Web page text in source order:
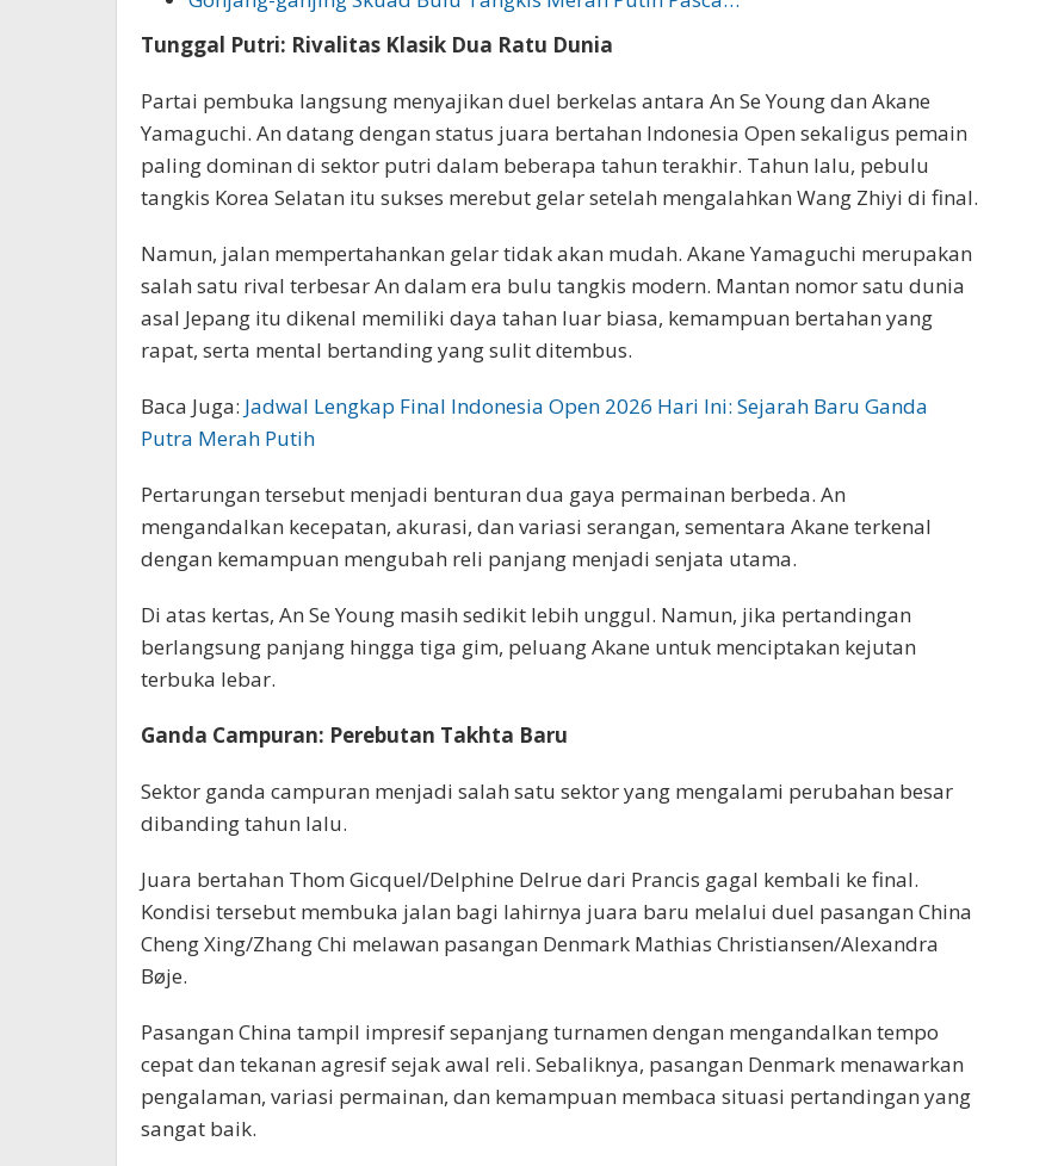
Tunggal Putri: Rivalitas Klasik Dua Ratu Dunia
Partai pembuka langsung menyajikan duel berkelas antara An Se Young dan Akane
Yamaguchi. An datang dengan status juara bertahan Indonesia Open sekaligus pemain
paling dominan di sektor putri dalam beberapa tahun terakhir. Tahun lalu, pebulu
tangkis Korea Selatan itu sukses merebut gelar setelah mengalahkan Wang Zhiyi di final.
Namun, jalan mempertahankan gelar tidak akan mudah. Akane Yamaguchi merupakan
salah satu rival terbesar An dalam era bulu tangkis modern. Mantan nomor satu dunia
asal Jepang itu dikenal memiliki daya tahan luar biasa, kemampuan bertahan yang
rapat, serta mental bertanding yang sulit ditembus.
Baca Juga: Jadwal Lengkap Final Indonesia Open 2026 Hari Ini: Sejarah Baru Ganda
Putra Merah Putih
Pertarungan tersebut menjadi benturan dua gaya permainan berbeda. An
mengandalkan kecepatan, akurasi, dan variasi serangan, sementara Akane terkenal
dengan kemampuan mengubah reli panjang menjadi senjata utama.
Di atas kertas, An Se Young masih sedikit lebih unggul. Namun, jika pertandingan
berlangsung panjang hingga tiga gim, peluang Akane untuk menciptakan kejutan
terbuka lebar.
Ganda Campuran: Perebutan Takhta Baru
Sektor ganda campuran menjadi salah satu sektor yang mengalami perubahan besar
dibanding tahun lalu.
Juara bertahan Thom Gicquel/Delphine Delrue dari Prancis gagal kembali ke final.
Kondisi tersebut membuka jalan bagi lahirnya juara baru melalui duel pasangan China
Cheng Xing/Zhang Chi melawan pasangan Denmark Mathias Christiansen/Alexandra
Bøje.
Pasangan China tampil impresif sepanjang turnamen dengan mengandalkan tempo
cepat dan tekanan agresif sejak awal reli. Sebaliknya, pasangan Denmark menawarkan
pengalaman, variasi permainan, dan kemampuan membaca situasi pertandingan yang
sangat baik.